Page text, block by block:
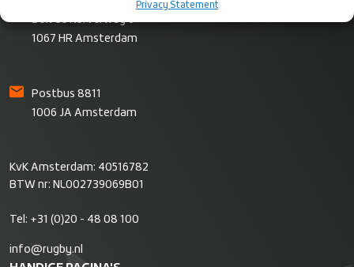
Privacy Statement
Bok de Korverweg 6
1067 HR Amsterdam
Postbus 8811
1006 JA Amsterdam
KvK Amsterdam: 40516782
BTW nr: NL002739069B01
Tel: +31 (0)20 - 48 08 100
info@rugby.nl